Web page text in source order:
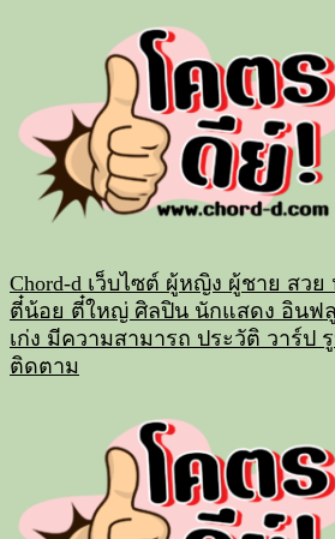
Chord-d เว็บไซต์ ผู้หญิง ผู้ชาย สว
ตี๋น้อย ตี๋ใหญ่ ศิลปิน นักแสดง อินฟลู
เก่ง มีความสามารถ ประวัติ วาร์ป
ติดตาม